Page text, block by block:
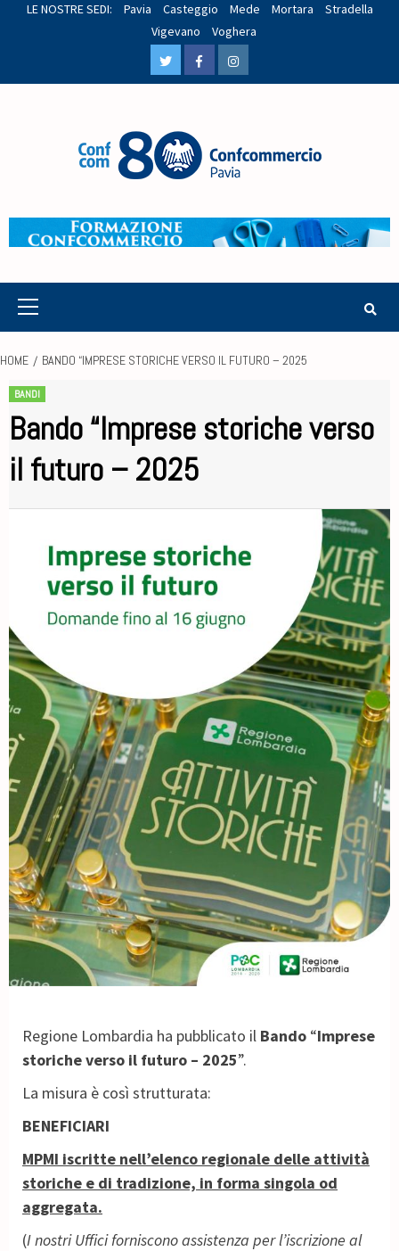
LE NOSTRE SEDI: Pavia Casteggio Mede Mortara
Stradella
Vigevano
Voghera
HOME BANDO “IMPRESE STORICHE VERSO IL FUTURO – 2025
BANDI
Bando “Imprese storiche verso
il futuro – 2025
Regione Lombardia ha pubblicato il Bando “Imprese
storiche verso il futuro – 2025”.
La misura è così strutturata:
BENEFICIARI
MPMI iscritte nell’elenco regionale delle attività
storiche e di tradizione, in forma singola od
aggregata.
(I nostri Uffici forniscono assistenza per l’iscrizione al